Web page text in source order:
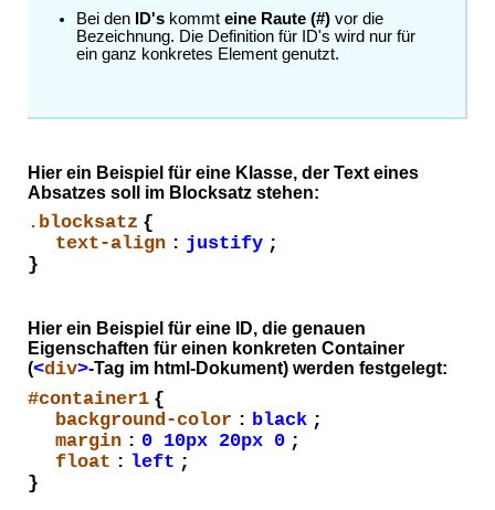
Bei den
ID's kommt eine Raute (#) vor die
Bezeichnung. Die Definition für ID's wird nur für
ein ganz konkretes Element genutzt.
Hier ein Beispiel für eine Klasse, der Text eines
Absatzes soll im Blocksatz stehen:
.blocksatz {
text-align : justify ;
}
Hier ein Beispiel für eine ID, die genauen
Eigenschaften für einen konkreten Container
(<div>-Tag im html-Dokument) werden festgelegt:
#container1 {
background-color : black ;
margin : 0 10px 20px 0 ;
float : left ;
}